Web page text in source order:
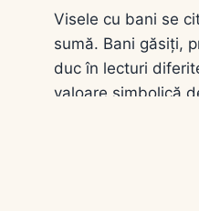
Visele cu bani se
sumă. Bani găsiți,
duc în lecturi
valoare simbolică